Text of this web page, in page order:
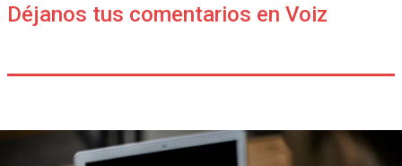
Déjanos tus comentarios en Voiz